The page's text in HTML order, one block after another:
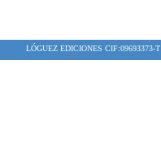
LÓGUEZ EDICIONES CIF:09693373-T